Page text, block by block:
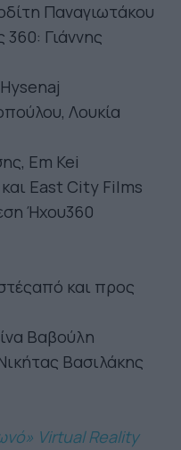
Παναγιωτάκου
Γιάννης
Λουκία
Em Kei
East City Films
Ήχου360
και προς
Βαβούλη
Βασιλάκης
Virtual Reality